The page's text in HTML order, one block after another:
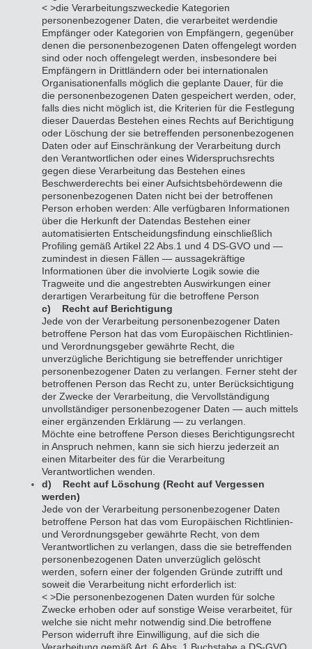
< >die Verarbeitungszweckedie Kategorien
personenbezogener Daten, die verarbeitet werdendie
Empfänger oder Kategorien von Empfängern, gegenüber
denen die personenbezogenen Daten offengelegt worden
sind oder noch offengelegt werden, insbesondere bei
Empfängern in Drittländern oder bei internationalen
Organisationenfalls möglich die geplante Dauer, für die
die personenbezogenen Daten gespeichert werden, oder,
falls dies nicht möglich ist, die Kriterien für die Festlegung
dieser Dauerdas Bestehen eines Rechts auf Berichtigung
oder Löschung der sie betreffenden personenbezogenen
Daten oder auf Einschränkung der Verarbeitung durch
den Verantwortlichen oder eines Widerspruchsrechts
gegen diese Verarbeitung das Bestehen eines
Beschwerderechts bei einer Aufsichtsbehördewenn die
personenbezogenen Daten nicht bei der betroffenen
Person erhoben werden: Alle verfügbaren Informationen
über die Herkunft der Datendas Bestehen einer
automatisierten Entscheidungsfindung einschließlich
Profiling gemäß Artikel 22 Abs.1 und 4 DS-GVO und —
zumindest in diesen Fällen — aussagekräftige
Informationen über die involvierte Logik sowie die
Tragweite und die angestrebten Auswirkungen einer
derartigen Verarbeitung für die betroffene Person
c) Recht auf Berichtigung
Jede von der Verarbeitung personenbezogener Daten
betroffene Person hat das vom Europäischen Richtlinien-
und Verordnungsgeber gewährte Recht, die
unverzügliche Berichtigung sie betreffender unrichtiger
personenbezogener Daten zu verlangen. Ferner steht der
betroffenen Person das Recht zu, unter Berücksichtigung
der Zwecke der Verarbeitung, die Vervollständigung
unvollständiger personenbezogener Daten — auch mittels
einer ergänzenden Erklärung — zu verlangen.
Möchte eine betroffene Person dieses Berichtigungsrecht
in Anspruch nehmen, kann sie sich hierzu jederzeit an
einen Mitarbeiter des für die Verarbeitung
Verantwortlichen wenden.
d) Recht auf Löschung (Recht auf Vergessen
werden)
Jede von der Verarbeitung personenbezogener Daten
betroffene Person hat das vom Europäischen Richtlinien-
und Verordnungsgeber gewährte Recht, von dem
Verantwortlichen zu verlangen, dass die sie betreffenden
personenbezogenen Daten unverzüglich gelöscht
werden, sofern einer der folgenden Gründe zutrifft und
soweit die Verarbeitung nicht erforderlich ist:
< >Die personenbezogenen Daten wurden für solche
Zwecke erhoben oder auf sonstige Weise verarbeitet, für
welche sie nicht mehr notwendig sind. Die betroffene
Person widerruft ihre Einwilligung, auf die sich die